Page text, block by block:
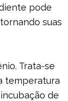
pode
suas
Trata-se
temperatura
de